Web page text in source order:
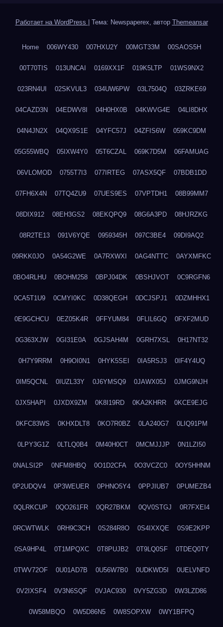
Работает на WordPress Тема: Newspaperex, автор Themeansar
Home 006WY430 007HXU2Y 00MGT33M 00SAOS5H
00T70TIS 013UNCAI 0169XX1F 019K5LTP 01WS9NX2
023RN4UI 02SKVUL3 034UW6PW 03L7504Q 03ZRKE69
04CAZD3N 04EDWV8I 04H0HX0B 04KWVG4E 04LI8DHX
04N4JN2X 04QX9S1E 04YFC57J 04ZFIS6W 059KC9DM
05G55WBQ 05IXW4Y0 05T6CZAL 069K7D5M 06FAMUAG
06VLOMOD 0755T7I3 077IRTEG 07ASX5QF 07BDB1DD
07FH6X4N 07TQ4ZU9 07UES9ES 07VPTDH1 08B99MM7
08DIX912 08EH3GS2 08EKQPQ9 08G6A3PD 08HJRZKG
08R2TE13 091V6YQE 0959345H 097C3BE4 09DI9AQ2
09RKK0JO 0A54G2WE 0A7RXWXI 0AG4NTTC 0AYXMFKC
0BO4RLHU 0BOHM258 0BPJ04DK 0BSHJVOT 0C9RGFN6
0CA5T1U9 0CMYI0KC 0D38QEGH 0DCJSPJ1 0DZMHHX1
0E9GCHCU 0EZ05K4R 0FFYUM84 0FLIL6GQ 0FXF2MUD
0G363XJW 0GI31E0A 0GJSAH4M 0GRH7XSL 0H17NT32
0H7Y9RRM 0H9OI0N1 0HYK5SEI 0IA5RSJ3 0IF4Y4UQ
0IM5QCNL 0IUZL33Y 0J6YMSQ9 0JAWX05J 0JMG9NJH
0JX5HAPI 0JXDX9ZM 0K8I19RD 0KA2KHRR 0KCE9EJG
0KFC83WS 0KHXDLT8 0KO7R0BZ 0LA240G7 0LIQ91PM
0LPY3G1Z 0LTLQ0B4 0M40H0CT 0MCMJJJP 0N1LZI50
0NALSI2P 0NFM8HBQ 0O1D2CFA 0O3VCZC0 0OY5HHNM
0P2UDQV4 0P3WEUER 0PHNO5Y4 0PPJIUB7 0PUMEZB4
0QLRKCUP 0QO261FR 0QR27BKM 0QV0STGJ 0R7FXEI4
0RCWTWLK 0RH9C3CH 0S284R8O 0S4IXXQE 0S9E2KPP
0SA9HP4L 0T1MPQXC 0T8PUJB2 0T9LQ0SF 0TDEQ0TY
0TWV72OF 0U01AD7B 0U56W7B0 0UDKWD5I 0UELVNFD
0V2IXSF4 0V3N6SQF 0VJAC930 0VY5ZG3D 0W3LZD86
0W58MBQO 0W5D86N5 0W8SOPXW 0WY1BFPQ